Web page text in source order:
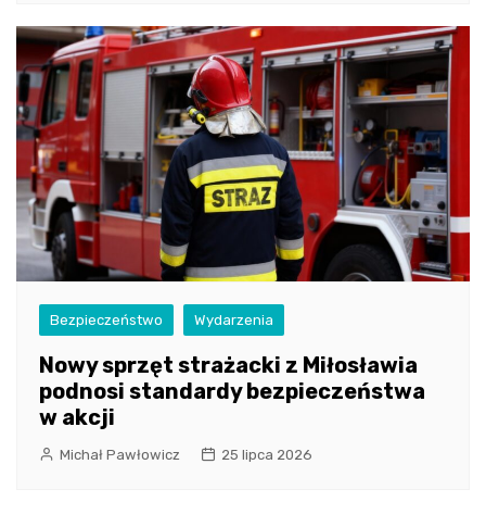
Bezpieczeństwo Wydarzenia
Nowy sprzęt strażacki z Miłosławia
podnosi standardy bezpieczeństwa
w akcji
Michał Pawłowicz 25 lipca 2026